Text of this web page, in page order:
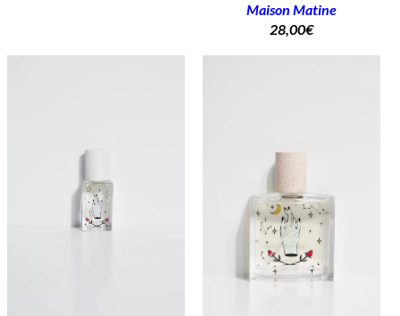
Maison Matine
28,00€